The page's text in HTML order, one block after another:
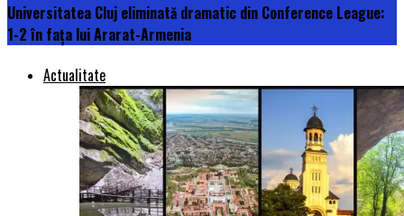
Universitatea Cluj eliminată dramatic din Conference League:
1-2 în fața lui Ararat-Armenia
Actualitate